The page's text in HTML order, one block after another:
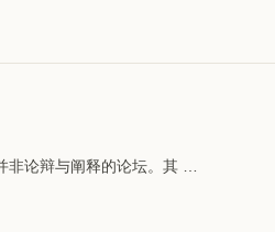
非论辩与阐释的论坛。其 …